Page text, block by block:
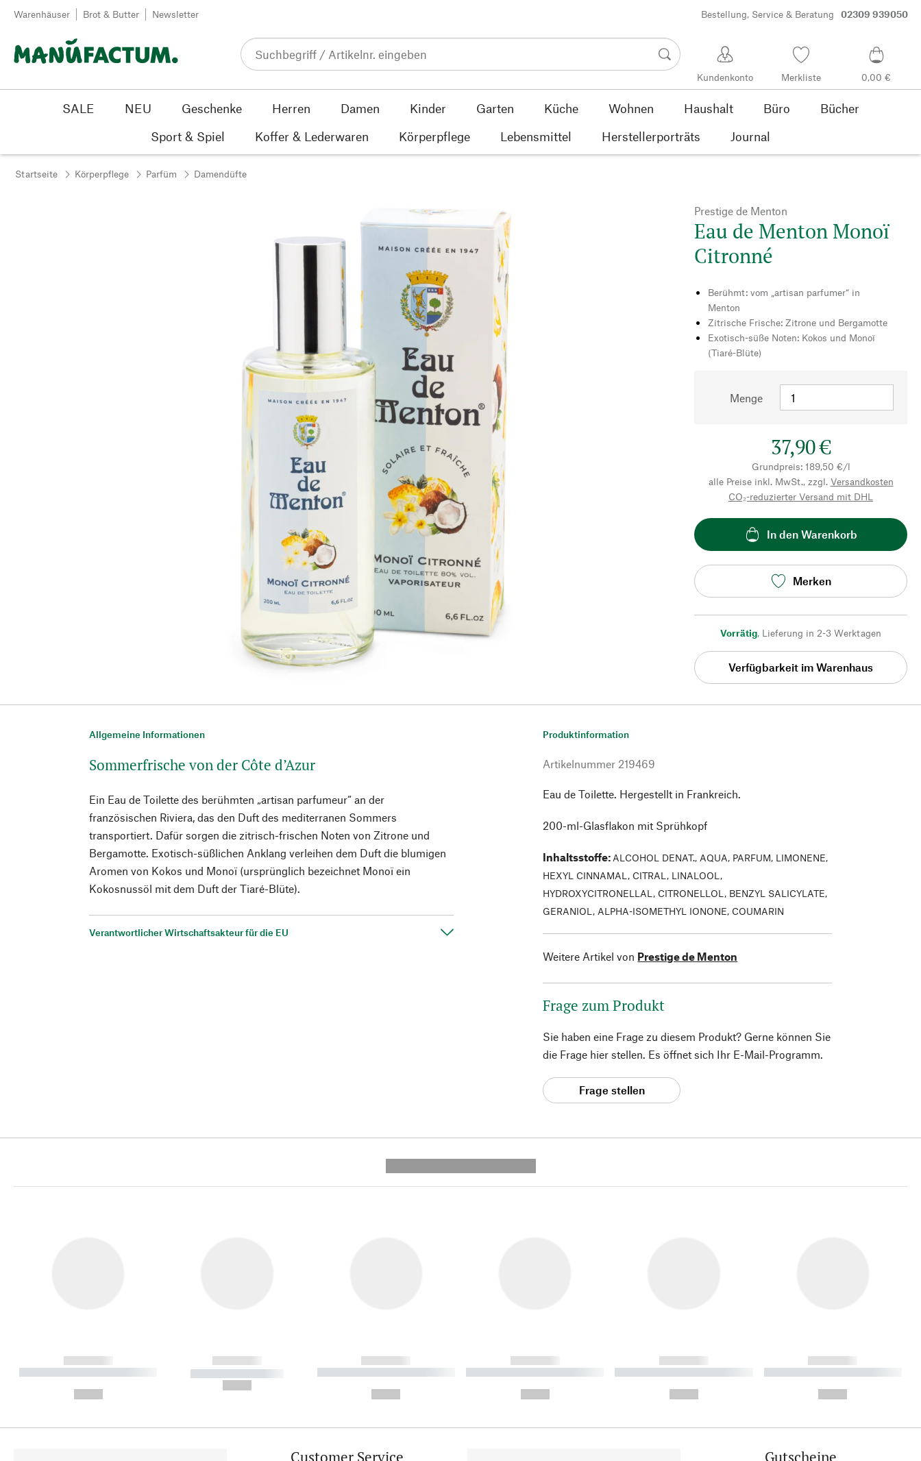
Zum Inhalt springen
Warenhäuser Brot & Butter Newsletter Bestellung, Service & Beratung 02309 939050
Kundenkonto Merkliste 0,00 €
SALE NEU Geschenke Herren Damen Kinder Garten Küche Wohnen Haushalt Büro
Bücher
Sport & Spiel
Koffer & Lederwaren Körperpflege Lebensmittel Herstellerporträts Journal
Startseite Körperpflege Parfüm Damendüfte
Prestige de Menton
Eau de Menton Monoï
Citronné
Berühmt: vom „artisan parfumer“ in
Menton
Zitrische Frische: Zitrone und Bergamotte
Exotisch-süße Noten: Kokos und Monoï
(Tiaré-Blüte)
Menge
37,90 €
Grundpreis: 189,50 €/l
alle Preise inkl. MwSt., zzgl. Versandkosten
CO₂-reduzierter Versand mit DHL
In den Warenkorb
Merken
Vorrätig, Lieferung in 2-3 Werktagen
Verfügbarkeit im Warenhaus
Allgemeine Informationen
Sommerfrische von der Côte d’Azur
Ein Eau de Toilette des berühmten „artisan parfumeur“ an der
französischen Riviera, das den Duft des mediterranen Sommers
transportiert. Dafür sorgen die zitrisch-frischen Noten von Zitrone und
Bergamotte. Exotisch-süßlichen Anklang verleihen dem Duft die blumigen
Aromen von Kokos und Monoï (ursprünglich bezeichnet Monoï ein
Kokosnussöl mit dem Duft der Tiaré-Blüte).
Verantwortlicher Wirtschaftsakteur für die EU
Produktinformation
Artikelnummer 219469
Eau de Toilette. Hergestellt in Frankreich.
200-ml-Glasflakon mit Sprühkopf
Inhaltsstoffe: ALCOHOL DENAT., AQUA, PARFUM, LIMONENE,
HEXYL CINNAMAL, CITRAL, LINALOOL,
HYDROXYCITRONELLAL, CITRONELLOL, BENZYL SALICYLATE,
GERANIOL, ALPHA-ISOMETHYL IONONE, COUMARIN
Weitere Artikel von Prestige de Menton
Frage zum Produkt
Sie haben eine Frage zu diesem Produkt? Gerne können Sie
die Frage hier stellen. Es öffnet sich Ihr E-Mail-Programm.
Frage stellen
------------
----------- ----------- ----------
------------
----------- -----------
------------
----------- ----------- ----------
------------
----------- ----------- ----------
------------
----------- ----------- ----------
------------
----------- ----------- ----------
Customer Service Gutscheine